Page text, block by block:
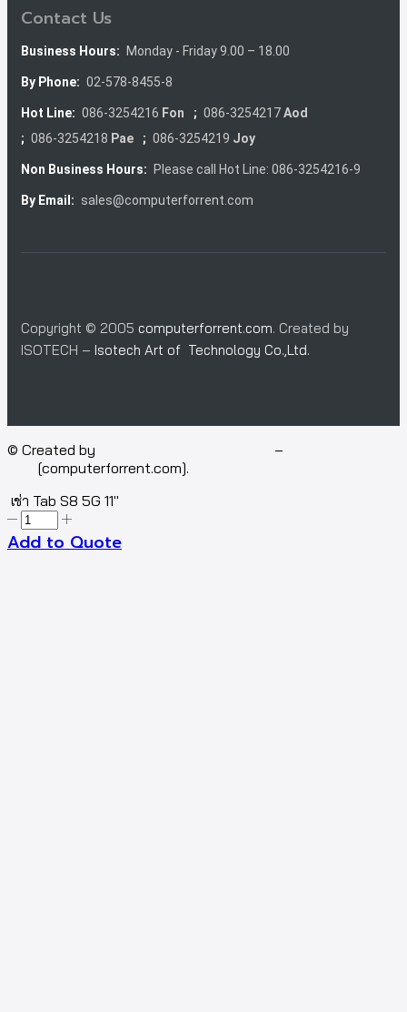
Contact Us
Business Hours: Monday - Friday 9.00 – 18.00
By Phone: 02-578-8455-8
Hot Line: 086-3254216 Fon ; 086-3254217Aod
; 086-3254218 Pae ; 086-3254219 Joy
Non Business Hours: Please call Hot Line: 086-3254216-9
By Email: sales@computerforrent.com
Copyright © 2005 computerforrent.com. Created by
ISOTECH – Isotech Art of Technology Co.,Ltd.
© Created by –
[computerforrent.com].
เช่า Tab S8 5G 11″
Add to Quote